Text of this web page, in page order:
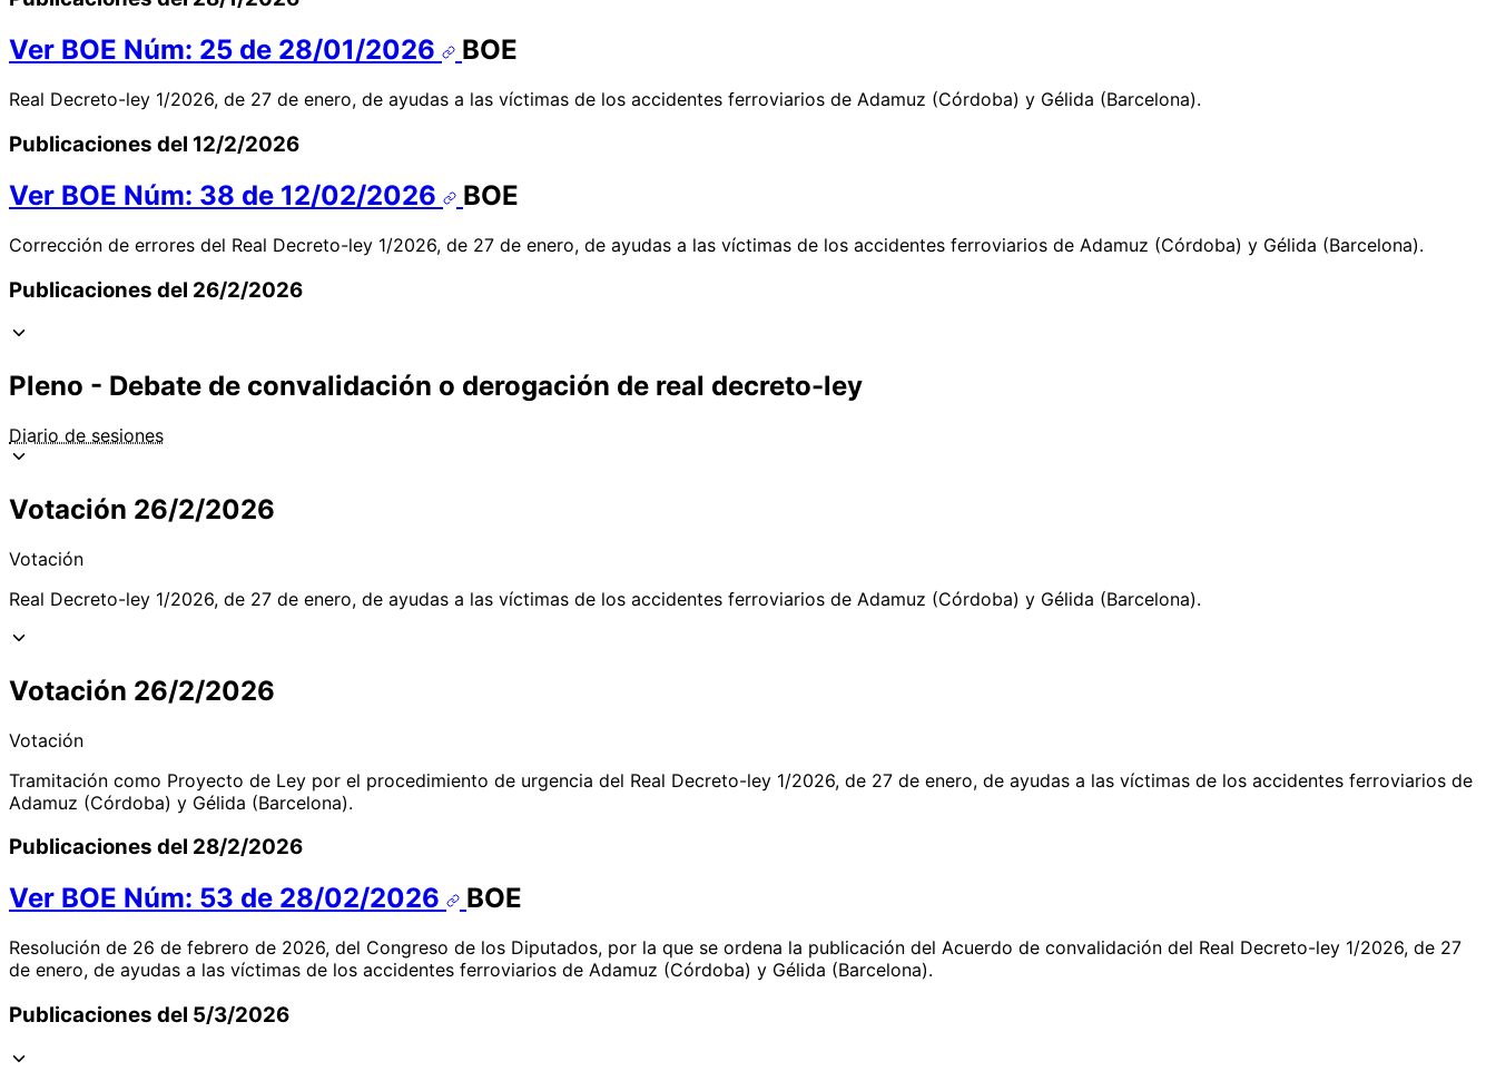
Ver BOE Núm: 25 de 28/01/2026 BOE
Real Decreto-ley 1/2026, de 27 de enero, de ayudas a las víctimas de los accidentes ferroviarios de Adamuz (Córdoba) y Gélida (Barcelona).
Publicaciones del 12/2/2026
Ver BOE Núm: 38 de 12/02/2026 BOE
Corrección de errores del Real Decreto-ley 1/2026, de 27 de enero, de ayudas a las víctimas de los accidentes ferroviarios de Adamuz (Córdoba) y Gélida (Barcelona).
Publicaciones del 26/2/2026
Pleno - Debate de convalidación o derogación de real decreto-ley
Diario de sesiones
Votación 26/2/2026
Votación
Real Decreto-ley 1/2026, de 27 de enero, de ayudas a las víctimas de los accidentes ferroviarios de Adamuz (Córdoba) y Gélida (Barcelona).
Votación 26/2/2026
Votación
Tramitación como Proyecto de Ley por el procedimiento de urgencia del Real Decreto-ley 1/2026, de 27 de enero, de ayudas a las víctimas de los accidentes ferroviarios de
Adamuz (Córdoba) y Gélida (Barcelona).
Publicaciones del 28/2/2026
Ver BOE Núm: 53 de 28/02/2026 BOE
Resolución de 26 de febrero de 2026, del Congreso de los Diputados, por la que se ordena la publicación del Acuerdo de convalidación del Real Decreto-ley 1/2026, de 27
de enero, de ayudas a las víctimas de los accidentes ferroviarios de Adamuz (Córdoba) y Gélida (Barcelona).
Publicaciones del 5/3/2026